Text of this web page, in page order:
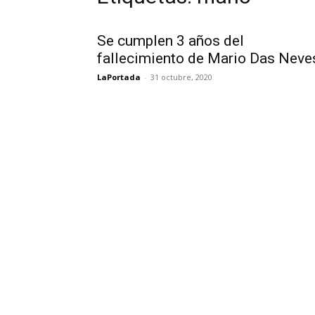
Se cumplen 3 años del
fallecimiento de Mario Das
LaPortada - 31 octubre, 2020